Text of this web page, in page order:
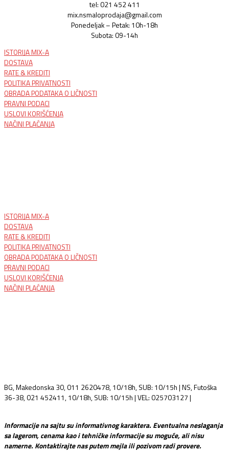
tel: 021 452 411
mix.nsmaloprodaja@gmail.com
Ponedeljak – Petak: 10h-18h
Subota: 09-14h
ISTORIJA MIX-A
DOSTAVA
RATE & KREDITI
POLITIKA PRIVATNOSTI
OBRADA PODATAKA O LIČNOSTI
PRAVNI PODACI
USLOVI KORIŠĆENJA
NAČINI PLAĆANJA
ISTORIJA MIX-A
DOSTAVA
RATE & KREDITI
POLITIKA PRIVATNOSTI
OBRADA PODATAKA O LIČNOSTI
PRAVNI PODACI
USLOVI KORIŠĆENJA
NAČINI PLAĆANJA
BG, Makedonska 30, 011 2620478, 10/18h, SUB: 10/15h | NS, Futoška
36-38, 021 452411, 10/18h, SUB: 10/15h | VEL: 025703127 |
Informacije na sajtu su informativnog karaktera. Eventualna neslaganja
sa lagerom, cenama kao i tehničke informacije su moguće, ali nisu
namerne. Kontaktirajte nas putem mejla ili pozivom radi provere.